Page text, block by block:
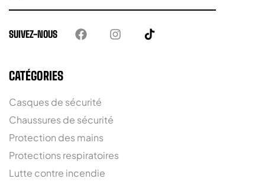
SUIVEZ-NOUS
CATÉGORIES
Casques de sécurité
Chaussures de sécurité
Protection des mains
Protections respiratoires
Lutte contre incendie